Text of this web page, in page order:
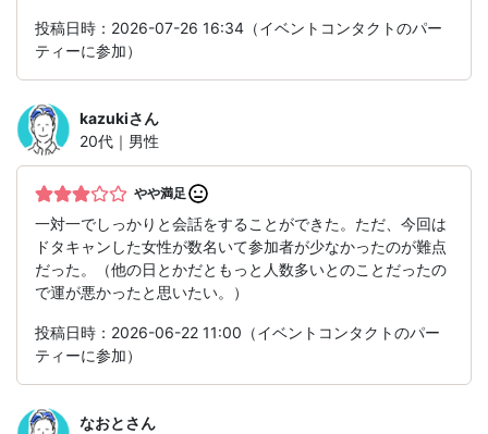
投稿日時：2026-07-26 16:34（イベントコンタクトのパー
ティーに参加）
kazukiさん
20代｜男性
やや満足
一対一でしっかりと会話をすることができた。ただ、今回は
ドタキャンした女性が数名いて参加者が少なかったのが難点
だった。（他の日とかだともっと人数多いとのことだったの
で運が悪かったと思いたい。）
投稿日時：2026-06-22 11:00（イベントコンタクトのパー
ティーに参加）
なおとさん